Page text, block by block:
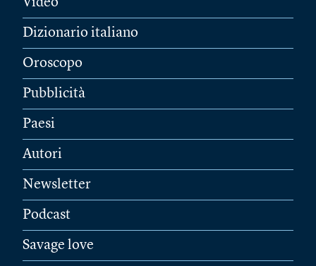
Video
Dizionario italiano
Oroscopo
Pubblicità
Paesi
Autori
Newsletter
Podcast
Savage love